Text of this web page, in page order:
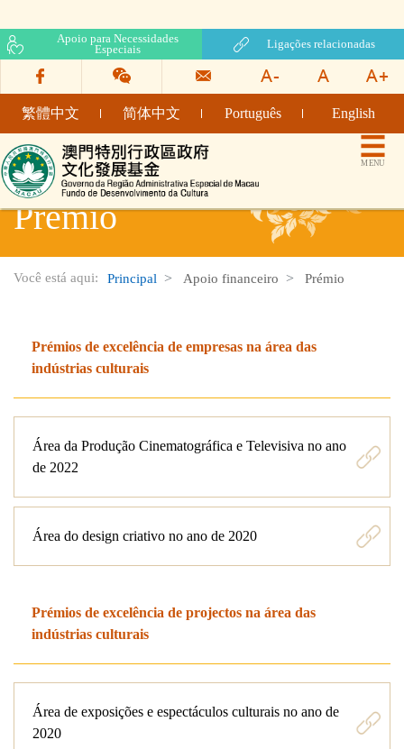
Apoio para Necessidades
Especiais
Ligações relacionadas
繁體中文 简体中文 Português English
Fundo de Desenvolvimento da Cultura
MENU
Prémio
Você está aqui: Principal Apoio financeiro Prémio
Prémios de excelência de empresas na área das
indústrias culturais
Área da Produção Cinematográfica e Televisiva no ano
de 2022
Área do design criativo no ano de 2020
Prémios de excelência de projectos na área das
indústrias culturais
Área de exposições e espectáculos culturais no ano de
2020